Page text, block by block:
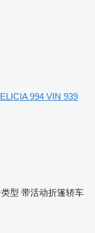
994 VIN 939
型 带活动折篷轿车